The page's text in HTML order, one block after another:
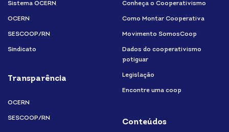
Sistema OCERN
OCERN
SESCOOP/RN
Sindicato
Transparência
OCERN
SESCOOP/RN
Conheça o Cooperativismo
Como Montar Cooperativa
Movimento SomosCoop
Dados do cooperativismo
potiguar
Legislação
Encontre uma coop
Conteúdos